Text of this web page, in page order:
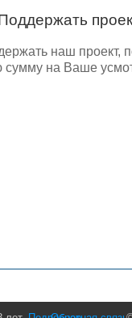
наш проект,
сумму на Ваше